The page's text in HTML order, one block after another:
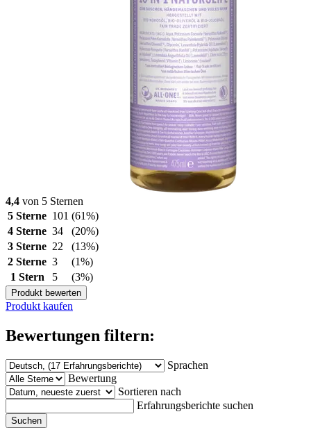
4,4 von 5 Sternen
5 Sterne 101 (61%)
4 Sterne 34
(20%)
3 Sterne 22
(13%)
2 Sterne 3
(1%)
1 Stern
5 (3%)
Produkt bewerten
Produkt kaufen
Bewertungen filtern:
Sprachen
Bewertung
Sortieren nach
Erfahrungsberichte suchen
Suchen